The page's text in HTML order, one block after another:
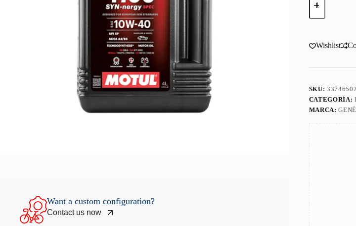
Want a custom configuration?
Contact us now
Motul
4100
Galon
Wishlist
SKU:
CATEGORÍA:
MARCA: